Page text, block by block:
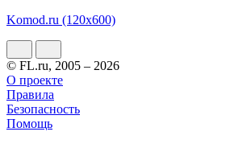
Komod.ru (120x600)
© FL.ru, 2005 – 2026
О проекте
Правила
Безопасность
Помощь